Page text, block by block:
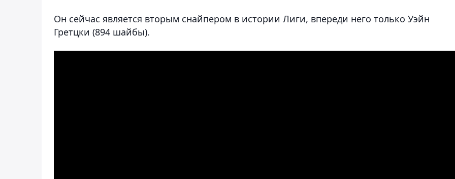
Он сейчас является вторым снайпером в истории Лиги, впереди него только Уэйн
Гретцки (894 шайбы).